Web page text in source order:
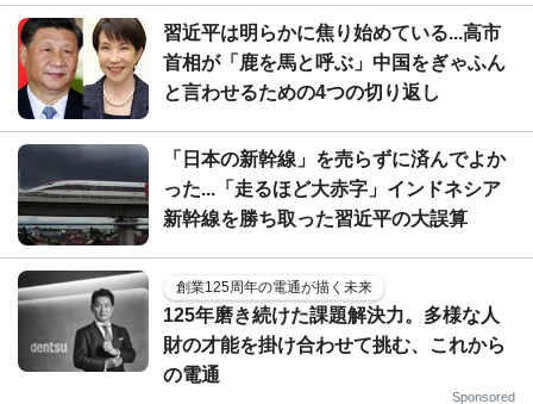
習近平は明らかに焦り始めている...高市
首相が「鹿を馬と呼ぶ」中国をぎゃふん
と言わせるための4つの切り返し
「日本の新幹線」を売らずに済んでよか
った...「走るほど大赤字」インドネシア
新幹線を勝ち取った習近平の大誤算
創業125周年の電通が描く未来
125年磨き続けた課題解決力。多様な人
財の才能を掛け合わせて挑む、これから
の電通
Sponsored